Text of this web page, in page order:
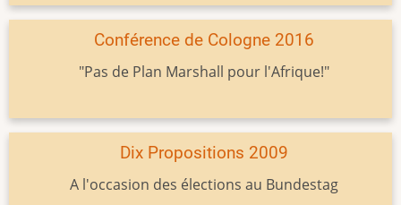
Conférence de Cologne 2016
"Pas de Plan Marshall pour l'Afrique!"
Dix Propositions 2009
A l'occasion des élections au Bundestag